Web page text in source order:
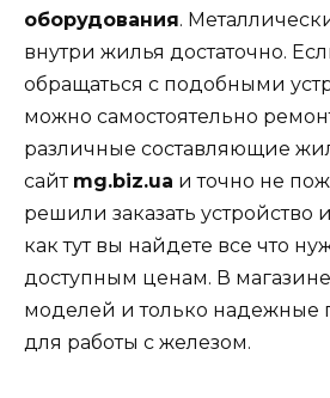
оборудования.
внутри жилья достаточно.
обращаться с подобными
можно самостоятельно
различные составляющие
сайт mg.biz.ua и точно не
решили заказать устройство
как тут вы найдете все что
доступным ценам. В
моделей и только надежные
для работы с железом.